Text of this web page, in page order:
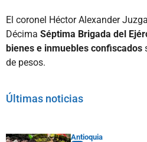
El coronel Héctor Alexander
Décima Séptima Brigada del
bienes e inmuebles confiscados
de pesos.
Últimas noticias
Antioquia